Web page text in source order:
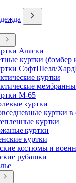
Аляски
куртки (бомбер
СофтШелл/
куртки
М-65
куртки
куртки в
куртки
куртки
куртки
костюмы и
рубашки